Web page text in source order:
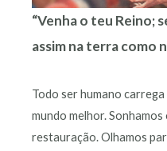
“Venha o teu Reino;
assim na terra como
Todo ser humano
mundo melhor.
restauração. Olhamos